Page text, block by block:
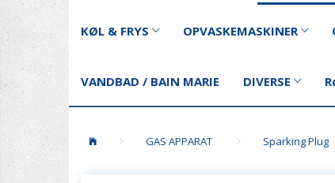
KØL & FRYS OPVASKEMASKINER
VANDBAD / BAIN MARIE DIVERSE
GAS APPARAT Sparking Plug